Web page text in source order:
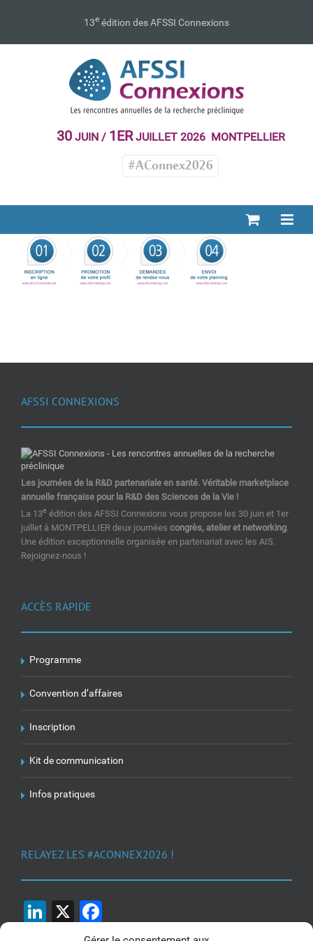
13e édition des AFSSI Connexions
30JUIN / 1ERJUILLET 2026 MONTPELLIER
#AConnex2026
AFSSI CONNEXIONS
Les journées de la R&D partenariale en santé. Véritable marketplace
annuelle française pour la R&D des Sciences de la Vie !
La 13e édition des AFSSI Connexions vous propose les 30 juin et 1er
juillet à MONTPELLIER deux journées congrès, atelier et networking.
Une édition exceptionnelle organisée en partenariat avec les AIS.
Rejoignez-nous !
ACCÈS RAPIDE
Programme
Convention d’affaires
Inscription
Kit de communication
Infos pratiques
RELAYEZ LES #ACONNEX2026 !
LinkedIn
X